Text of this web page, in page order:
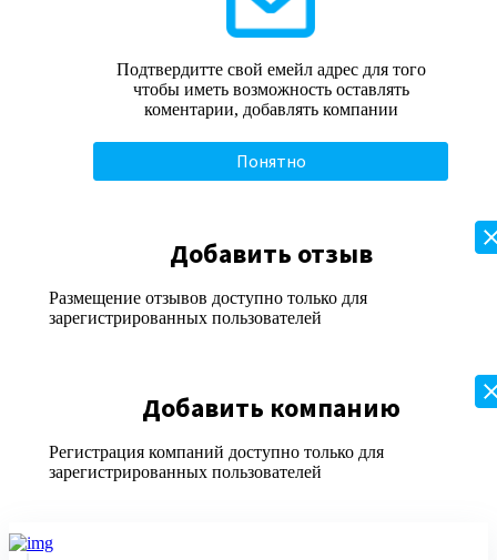
Подтвердитте свой емейл адрес для того
чтобы иметь возможность оставлять
коментарии, добавлять компании
Добавить отзыв
Размещение отзывов доступно только для
зарегистрированных пользователей
Добавить компанию
Регистрация компаний доступно только для
зарегистрированных пользователей